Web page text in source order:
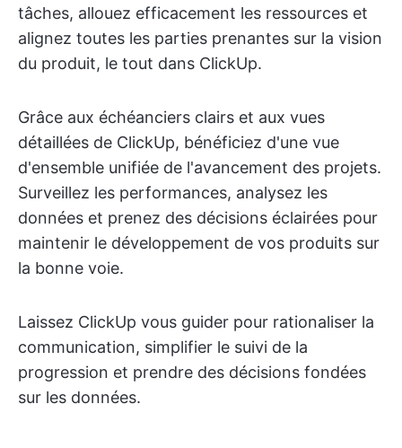
tâches, allouez efficacement les ressources et
alignez toutes les parties prenantes sur la vision
du produit, le tout dans ClickUp.
Grâce aux échéanciers clairs et aux vues
détaillées de ClickUp, bénéficiez d'une vue
d'ensemble unifiée de l'avancement des projets.
Surveillez les performances, analysez les
données et prenez des décisions éclairées pour
maintenir le développement de vos produits sur
la bonne voie.
Laissez ClickUp vous guider pour rationaliser la
communication, simplifier le suivi de la
progression et prendre des décisions fondées
sur les données.